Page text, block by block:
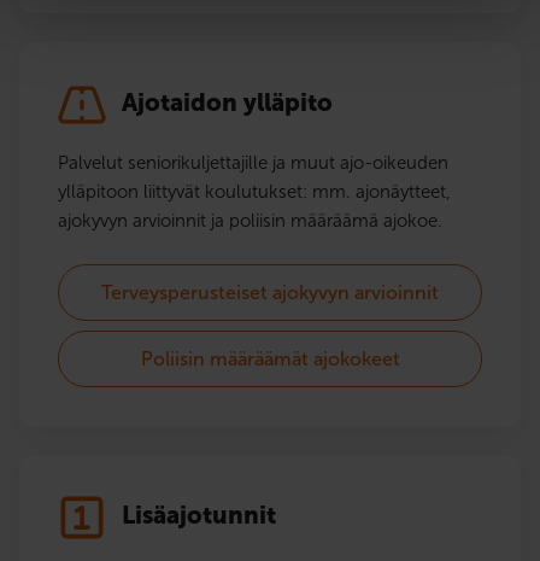
Ajotaidon ylläpito
Palvelut seniorikuljettajille ja muut ajo-oikeuden
ylläpitoon liittyvät koulutukset: mm. ajonäytteet,
ajokyvyn arvioinnit ja poliisin määräämä ajokoe.
Terveysperusteiset ajokyvyn arvioinnit
Poliisin määräämät ajokokeet
Lisäajotunnit